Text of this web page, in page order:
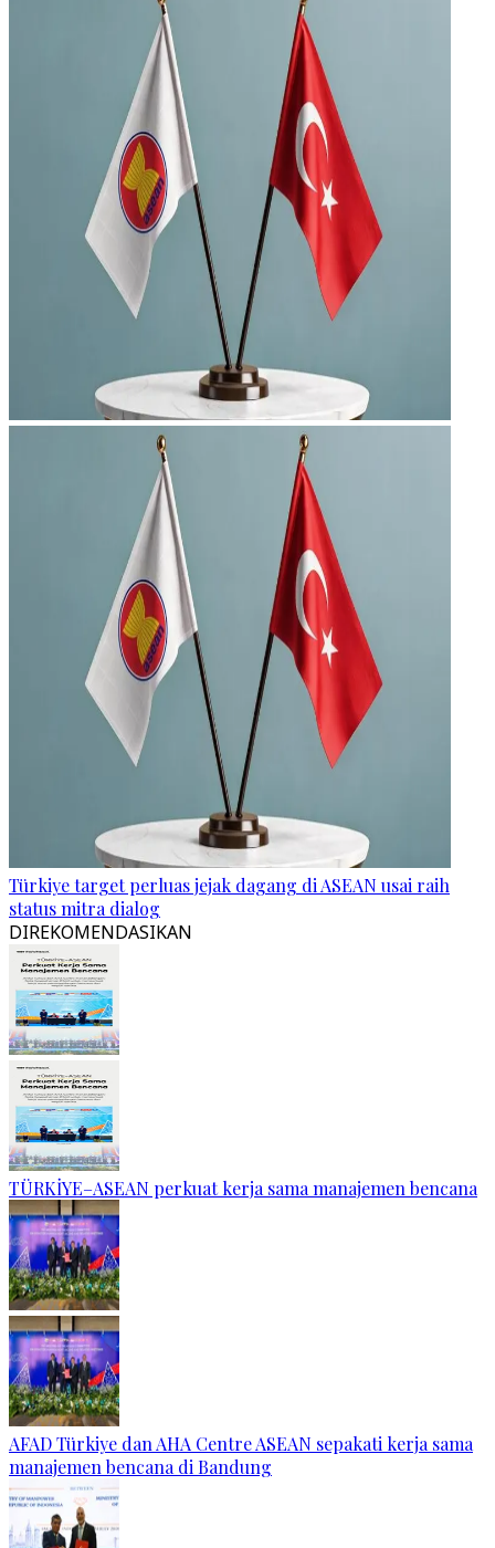
Türkiye target perluas jejak dagang di ASEAN usai raih
status mitra dialog
DIREKOMENDASIKAN
TÜRKİYE–ASEAN perkuat kerja sama manajemen bencana
AFAD Türkiye dan AHA Centre ASEAN sepakati kerja sama
manajemen bencana di Bandung